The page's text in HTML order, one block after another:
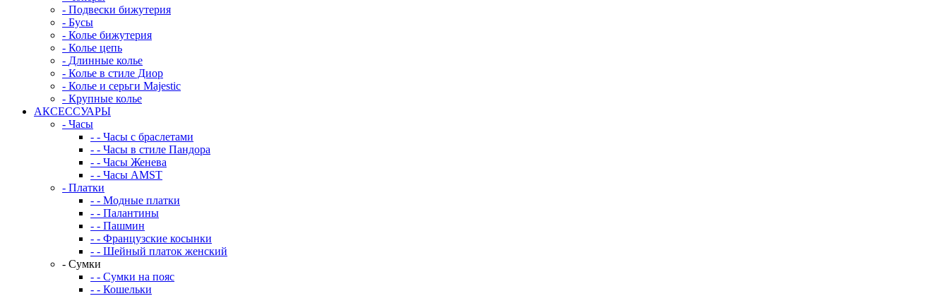
- Подвески бижутерия
- Бусы
- Колье бижутерия
- Колье цепь
- Длинные колье
- Колье в стиле Диор
- Колье и серьги Majestic
- Крупные колье
АКСЕССУАРЫ
- Часы
- - Часы с браслетами
- - Часы в стиле Пандора
- - Часы Женева
- - Часы AMST
- Платки
- - Модные платки
- - Палантины
- - Пашмин
- - Французские косынки
- - Шейный платок женский
- Сумки
- - Сумки на пояс
- - Кошельки